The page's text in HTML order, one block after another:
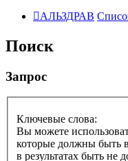
АЛЬЗДРАВ
Поиск
Запрос
Ключевые слова:
Вы можете
которые должны быть в
в результатах быть не